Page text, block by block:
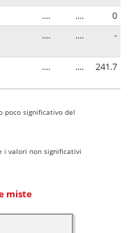
.... ....
0
.... .... -
.... .... 241.7
poco significativo del
i valori non significativi
miste